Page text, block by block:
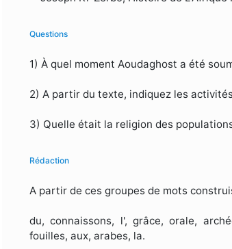
Questions
1) À quel moment Aoudaghost a été
2) A partir du texte, indiquez les
3) Quelle était la religion des
Rédaction
A partir de ces groupes de mots
du, connaissons, l', grâce, orale,
fouilles, aux, arabes, la.